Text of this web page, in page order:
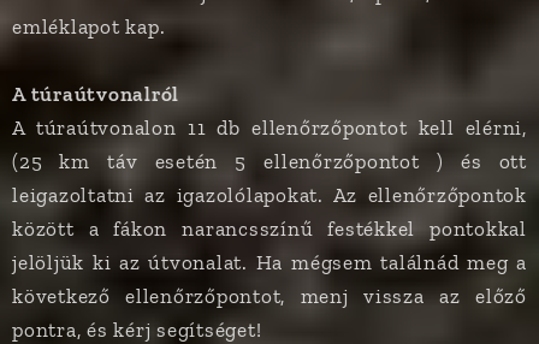
emléklapot kap.
A túraútvonalról
A túraútvonalon 11 db ellenőrzőpontot kell elérni,
(25 km táv esetén 5 ellenőrzőpontot ) és ott
leigazoltatni az igazolólapokat. Az ellenőrzőpontok
között a fákon narancsszínű festékkel pontokkal
jelöljük ki az útvonalat. Ha mégsem találnád meg a
következő ellenőrzőpontot, menj vissza az előző
pontra, és kérj segítséget!